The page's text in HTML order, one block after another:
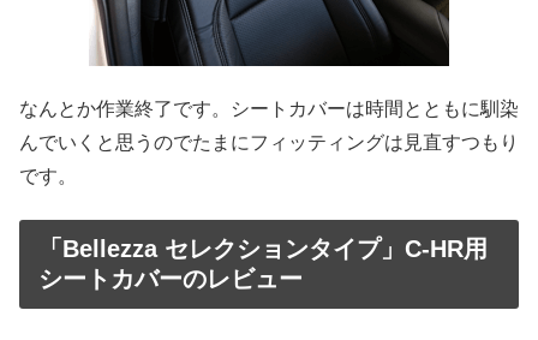
なんとか作業終了です。シートカバーは時間とともに馴染
んでいくと思うのでたまにフィッティングは見直すつもり
です。
「Bellezza セレクションタイプ」C-HR用
シートカバーのレビュー